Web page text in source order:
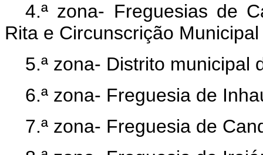
4.ª zona- Freguesias de
Rita e Circunscrição
5.ª zona- Distrito municipal
6.ª zona- Freguesia de
7.ª zona- Freguesia de